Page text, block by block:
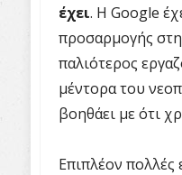
έχει. Η Google
προσαρμογής
παλιότερος
μέντορα του
βοηθάει με ότι
Επιπλέον πολλές